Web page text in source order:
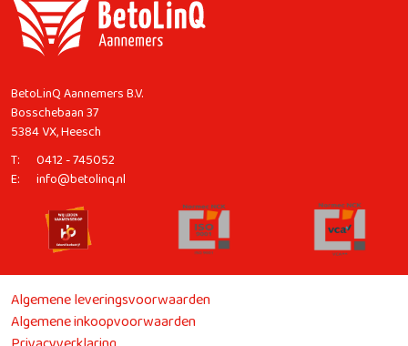
BetoLinQ Aannemers B.V.
Bosschebaan 37
5384 VX, Heesch
T: 0412 - 745052
E: info@betolinq.nl
Algemene leveringsvoorwaarden
Algemene inkoopvoorwaarden